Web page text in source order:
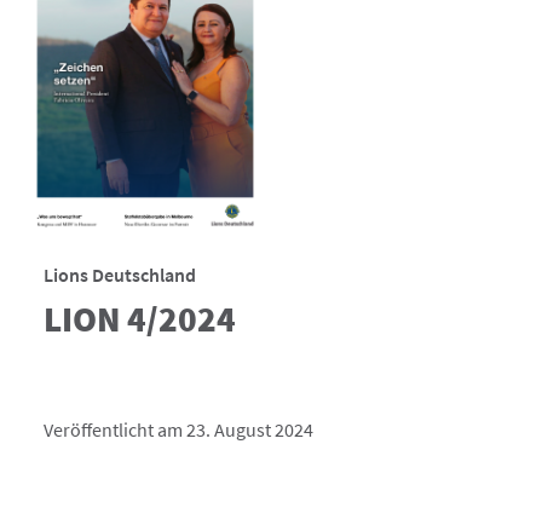
Lions Deutschland
LION 4/2024
Veröffentlicht am 23. August 2024